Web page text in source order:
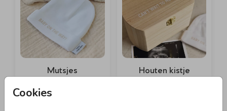
Cookies
Mutsjes Houten kistje